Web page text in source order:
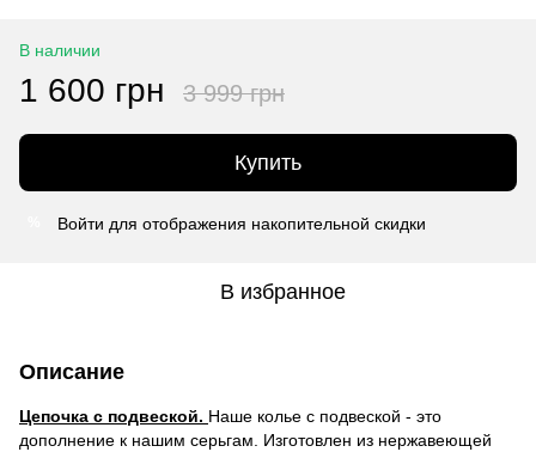
В наличии
1 600 грн 3 999 грн
Купить
Войти для отображения накопительной скидки
В избранное
Описание
Цепочка с подвеской. Наше колье с подвеской - это
дополнение к нашим серьгам. Изготовлен из нержавеющей